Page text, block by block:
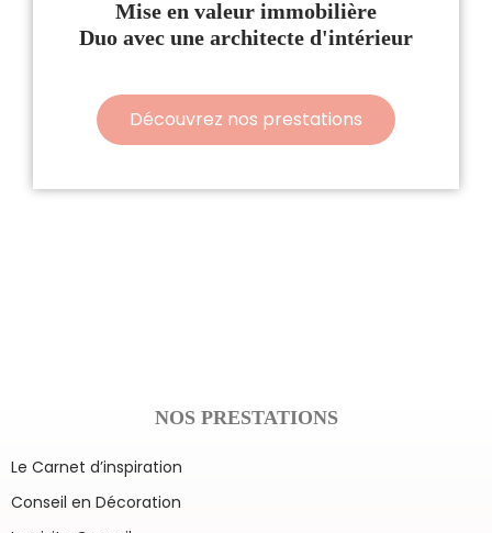
Mise en valeur immobilière
Duo avec une architecte d'intérieur
Découvrez nos prestations
NOS PRESTATIONS
Le Carnet d’inspiration
Conseil en Décoration